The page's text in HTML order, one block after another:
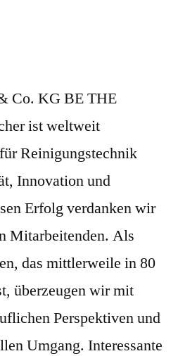
Co. KG BE THE
ist weltweit
Reinigungstechnik
Innovation und
Erfolg verdanken wir
Mitarbeitenden. Als
das mittlerweile in 80
überzeugen wir mit
Perspektiven und
Umgang. Interessante